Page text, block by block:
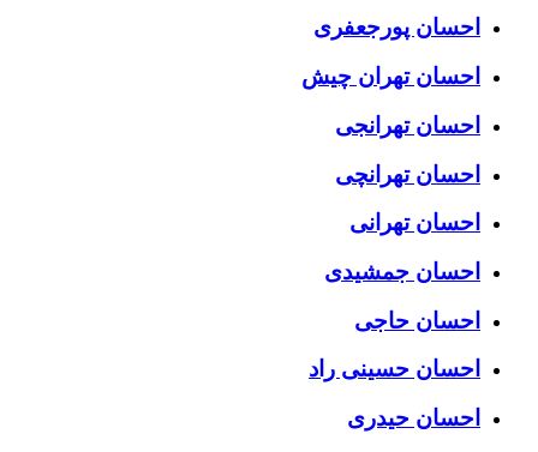
احسان پورجعفری
احسان تهران چیش
احسان تهرانجی
احسان تهرانچی
احسان تهرانی
احسان جمشیدی
احسان حاجی
احسان حسینی راد
احسان حیدری